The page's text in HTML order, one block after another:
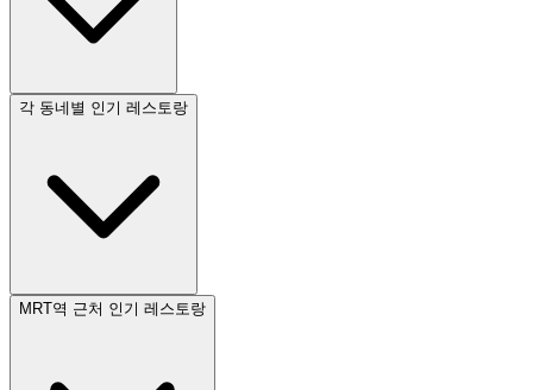
각 동네별 인기 레스토랑
MRT역 근처 인기 레스토랑